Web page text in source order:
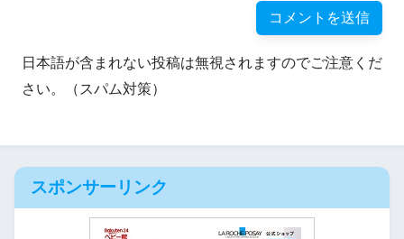
日本語が含まれない投稿は無視されますのでご注意くだ
さい。（スパム対策）
スポンサーリンク